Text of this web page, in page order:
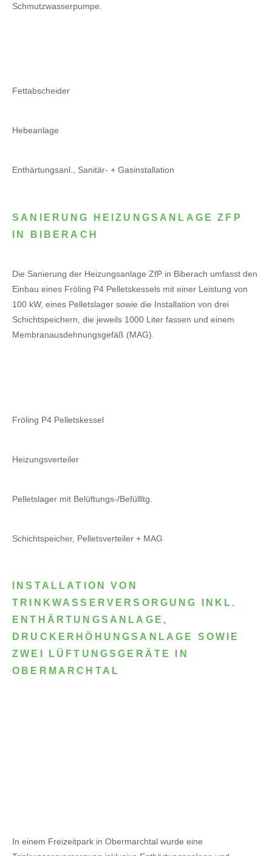
Schmutzwasserpumpe.
Fettabscheider
Hebeanlage
Enthärtungsanl., Sanitär- + Gasinstallation
SANIERUNG HEIZUNGSANLAGE ZFP
IN BIBERACH
Die Sanierung der Heizungsanlage ZfP in Biberach umfasst den
Einbau eines Fröling P4 Pelletskessels mit einer Leistung von
100 kW, eines Pelletslager sowie die Installation von drei
Schichtspeichern, die jeweils 1000 Liter fassen und einem
Membranausdehnungsgefäß (MAG).
Fröling P4 Pelletskessel
Heizungsverteiler
Pelletslager mit Belüftungs-/Befüllltg.
Schichtspeicher, Pelletsverteiler + MAG
INSTALLATION VON
TRINKWASSERVERSORGUNG INKL.
ENTHÄRTUNGSANLAGE,
DRUCKERHÖHUNGSANLAGE SOWIE
ZWEI LÜFTUNGSGERÄTE IN
OBERMARCHTAL
In einem Freizeitpark in Obermarchtal wurde eine